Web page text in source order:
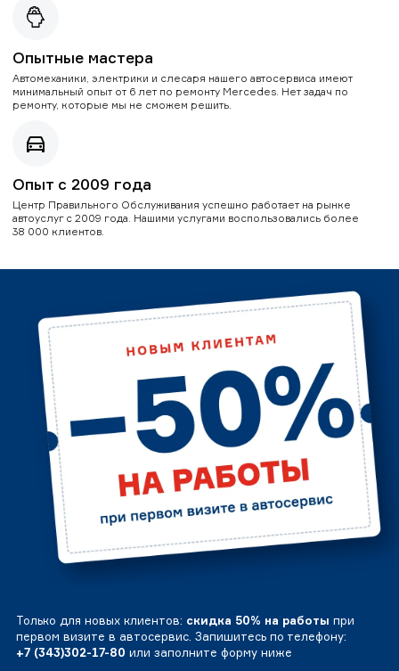
Опытные мастера
Автомеханики, электрики и слесаря нашего автосервиса имеют
минимальный опыт от 6 лет по ремонту Mercedes. Нет задач по
ремонту, которые мы не сможем решить.
Опыт с 2009 года
Центр Правильного Обслуживания успешно работает на рынке
автоуслуг с 2009 года. Нашими услугами воспользовались более
38 000 клиентов.
Только для новых клиентов: скидка 50% на работы при
первом визите в автосервис. Запишитесь по телефону:
+7 (343)302-17-80 или заполните форму ниже